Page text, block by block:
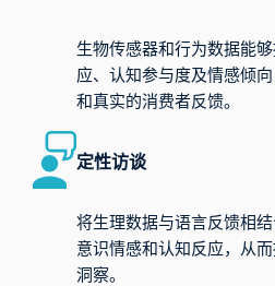
生物传感器和行为数据能
应、认知参与度及情感倾
和真实的消费者反馈。
定性访谈
将生理数据与语言反馈相
意识情感和认知反应，从
洞察。